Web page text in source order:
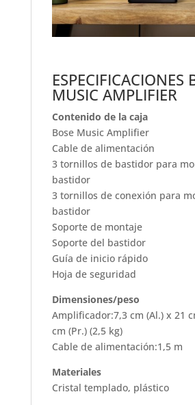
ESPECIFICACIONES
MUSIC AMPLIFIER
Contenido de la caja
Bose Music Amplifier
Cable de alimentación
3 tornillos de bastidor para
bastidor
3 tornillos de conexión para
bastidor
Soporte de montaje
Soporte del bastidor
Guía de inicio rápido
Hoja de seguridad
Dimensiones/peso
Amplificador:7,3 cm (Al.) x 21
cm (Pr.) (2,5 kg)
Cable de alimentación:1,5 m
Materiales
Cristal templado, plástico